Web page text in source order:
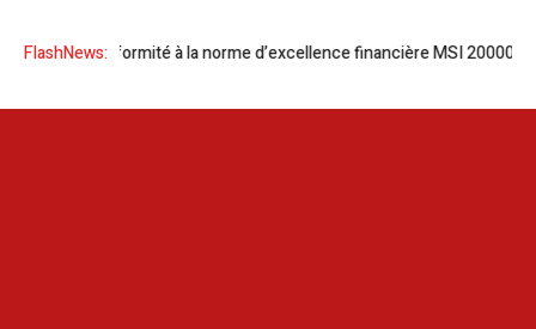
FlashNews:
de conformité à la norme d’excellence financière MSI 20000